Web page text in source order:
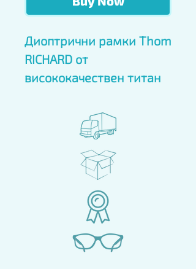
Диоптрични рамки Thom
RICHARD от
висококачествен титан